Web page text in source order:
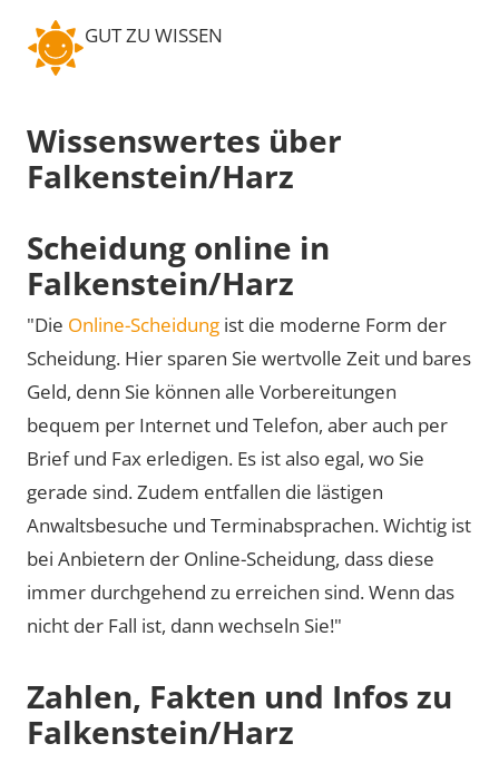
GUT ZU WISSEN
Wissenswertes über
Falkenstein/Harz
Scheidung online in
Falkenstein/Harz
"Die Online-Scheidung ist die moderne Form der
Scheidung. Hier sparen Sie wertvolle Zeit und bares
Geld, denn Sie können alle Vorbereitungen
bequem per Internet und Telefon, aber auch per
Brief und Fax erledigen. Es ist also egal, wo Sie
gerade sind. Zudem entfallen die lästigen
Anwaltsbesuche und Terminabsprachen. Wichtig ist
bei Anbietern der Online-Scheidung, dass diese
immer durchgehend zu erreichen sind. Wenn das
nicht der Fall ist, dann wechseln Sie!"
Zahlen, Fakten und Infos zu
Falkenstein/Harz